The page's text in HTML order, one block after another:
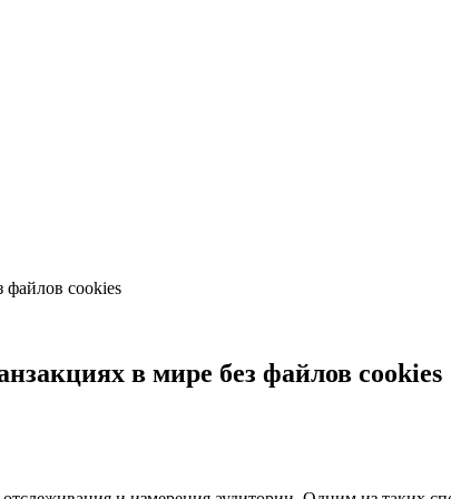
файлов cookies
в мире без файлов cookies